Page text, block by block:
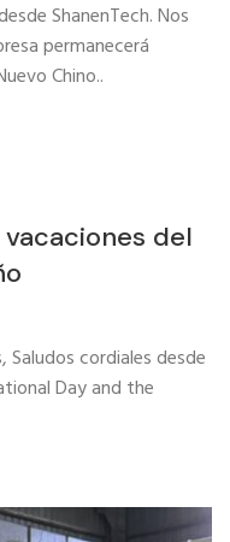
ShanenTech. Nos
permanecerá
Chino..
del
cordiales desde
Day and the